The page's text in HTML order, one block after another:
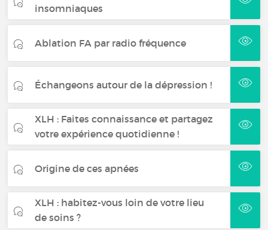
insomniaques
Ablation FA par radio fréquence
Échangeons autour de la dépression !
XLH : Faites connaissance et partagez
votre expérience quotidienne !
Origine de ces apnées
XLH : habitez-vous loin de votre lieu
de soins ?